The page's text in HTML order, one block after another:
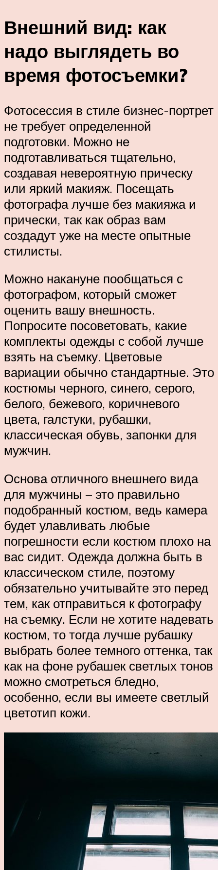
Внешний вид: как
надо выглядеть во
время фотосъемки?
Фотосессия в стиле бизнес-портрет
не требует определенной
подготовки. Можно не
подготавливаться тщательно,
создавая невероятную прическу
или яркий макияж. Посещать
фотографа лучше без макияжа и
прически, так как образ вам
создадут уже на месте опытные
стилисты.
Можно накануне пообщаться с
фотографом, который сможет
оценить вашу внешность.
Попросите посоветовать, какие
комплекты одежды с собой лучше
взять на съемку. Цветовые
вариации обычно стандартные. Это
костюмы черного, синего, серого,
белого, бежевого, коричневого
цвета, галстуки, рубашки,
классическая обувь, запонки для
мужчин.
Основа отличного внешнего вида
для мужчины – это правильно
подобранный костюм, ведь камера
будет улавливать любые
погрешности если костюм плохо на
вас сидит. Одежда должна быть в
классическом стиле, поэтому
обязательно учитывайте это перед
тем, как отправиться к фотографу
на съемку. Если не хотите надевать
костюм, то тогда лучше рубашку
выбрать более темного оттенка, так
как на фоне рубашек светлых тонов
можно смотреться бледно,
особенно, если вы имеете светлый
цветотип кожи.